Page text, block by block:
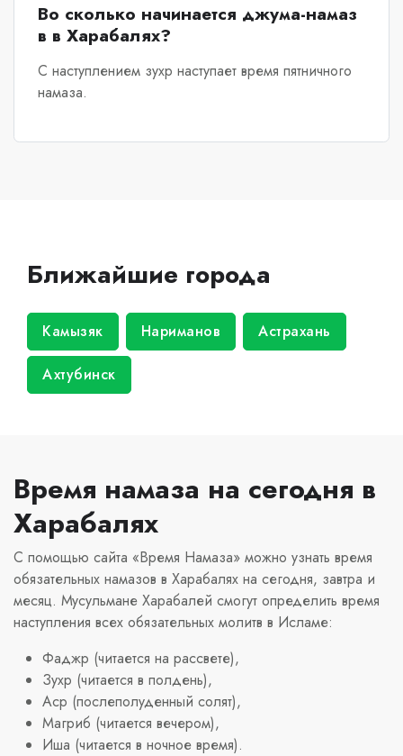
Во сколько начинается джума-намаз
в в Харабалях?
С наступлением зухр наступает время пятничного
намаза.
Ближайшие города
Камызяк Нариманов Астрахань
Ахтубинск
Время намаза на сегодня в
Харабалях
С помощью сайта «Время Намаза» можно узнать время
обязательных намазов в Харабалях на сегодня, завтра и
месяц. Мусульмане Харабалей смогут определить время
наступления всех обязательных молитв в Исламе:
Фаджр (читается на рассвете),
Зухр (читается в полдень),
Аср (послеполуденный солят),
Магриб (читается вечером),
Иша (читается в ночное время).